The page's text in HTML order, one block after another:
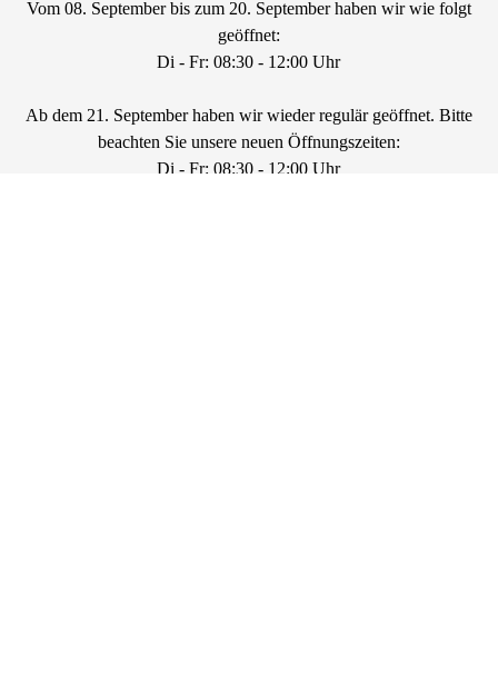
Vom 08. September bis zum 20. September haben wir wie folgt
geöffnet:
Di - Fr: 08:30 - 12:00 Uhr
Ab dem 21. September haben wir wieder regulär geöffnet. Bitte
beachten Sie unsere neuen Öffnungszeiten:
Di - Fr: 08:30 - 12:00 Uhr